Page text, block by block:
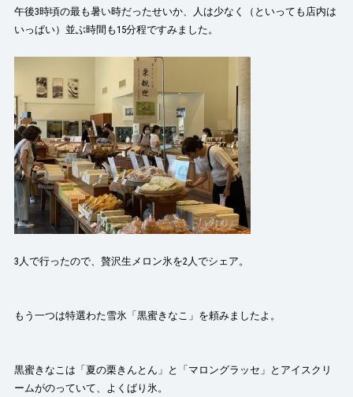
午後3時頃の最も暑い時だったせいか、人は少なく（といっても店内は
いっぱい）並ぶ時間も15分程ですみました。
3人で行ったので、贅沢生メロン氷を2人でシェア。
もう一つは特選わた雪氷「黒蜜きなこ」を頼みましたよ。
黒蜜きなこは「夏の栗きんとん」と「マロングラッセ」とアイスクリ
ームがのっていて、よくばり氷。